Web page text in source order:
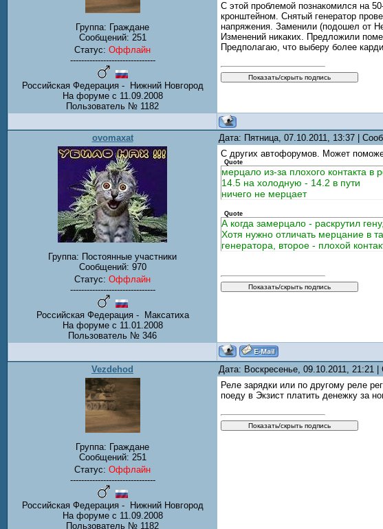
Группа: Граждане
Сообщений: 251
Статус: Оффлайн
-------------------------------
Российская Федерация - Нижний Новгород
На форуме с 11.09.2008
Пользователь № 1182
С этой проблемой познакомился на
кронштейном. Снятый генератор
напряжения. Заменили (подошел от
Изменений никаких. Предложили
Предполагаю, что выберу более
ovomaxat Дата: Пятница, 07.10.2011, 13:37 |
Группа: Постоянные участники
Сообщений: 970
Статус: Оффлайн
-------------------------------
Российская Федерация - Максатиха
На форуме с 11.01.2008
Пользователь № 346
С других автофорумов. Может
Quote
мерцало из-за плохого контакта
14.5 на холодную - 14.2 в пути
ничего не мерцает
Quote
А когда замерцало - раскрутил
Хотя нужно отличать мерцание в
генератора, второе - плохой
Vezdehod Дата: Воскресенье, 09.10.2011,
Группа: Граждане
Сообщений: 251
Статус: Оффлайн
-------------------------------
Российская Федерация - Нижний Новгород
На форуме с 11.09.2008
Пользователь № 1182
Реле зарядки или по другому реле
поеду в Экзист платить денежку за